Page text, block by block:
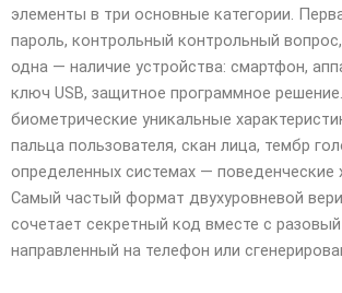
элементы в три основные категории.
пароль, контрольный контрольный
одна — наличие устройства: смартфон,
ключ USB, защитное программное
биометрические уникальные
пальца пользователя, скан лица, тембр
определенных системах — поведенческие
Самый частый формат двухуровневой
сочетает секретный код вместе с
направленный на телефон или